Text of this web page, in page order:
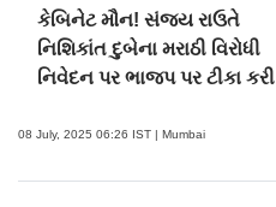
કેબિનેટ મૌન! સંજય રાઉતે
નિશિકાંત દુબેના મરાઠી વિરોધી
નિવેદન પર ભાજપ પર ટીકા કરી
08 July, 2025 06:26 IST | Mumbai